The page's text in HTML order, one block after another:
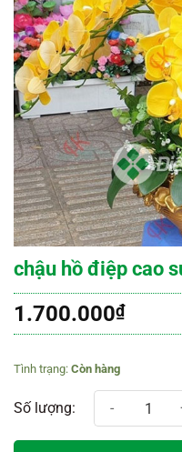
chậu hồ điệp cao
1.700.000₫
Còn hàng
chậu hồ điệp cao su 7 (hoa